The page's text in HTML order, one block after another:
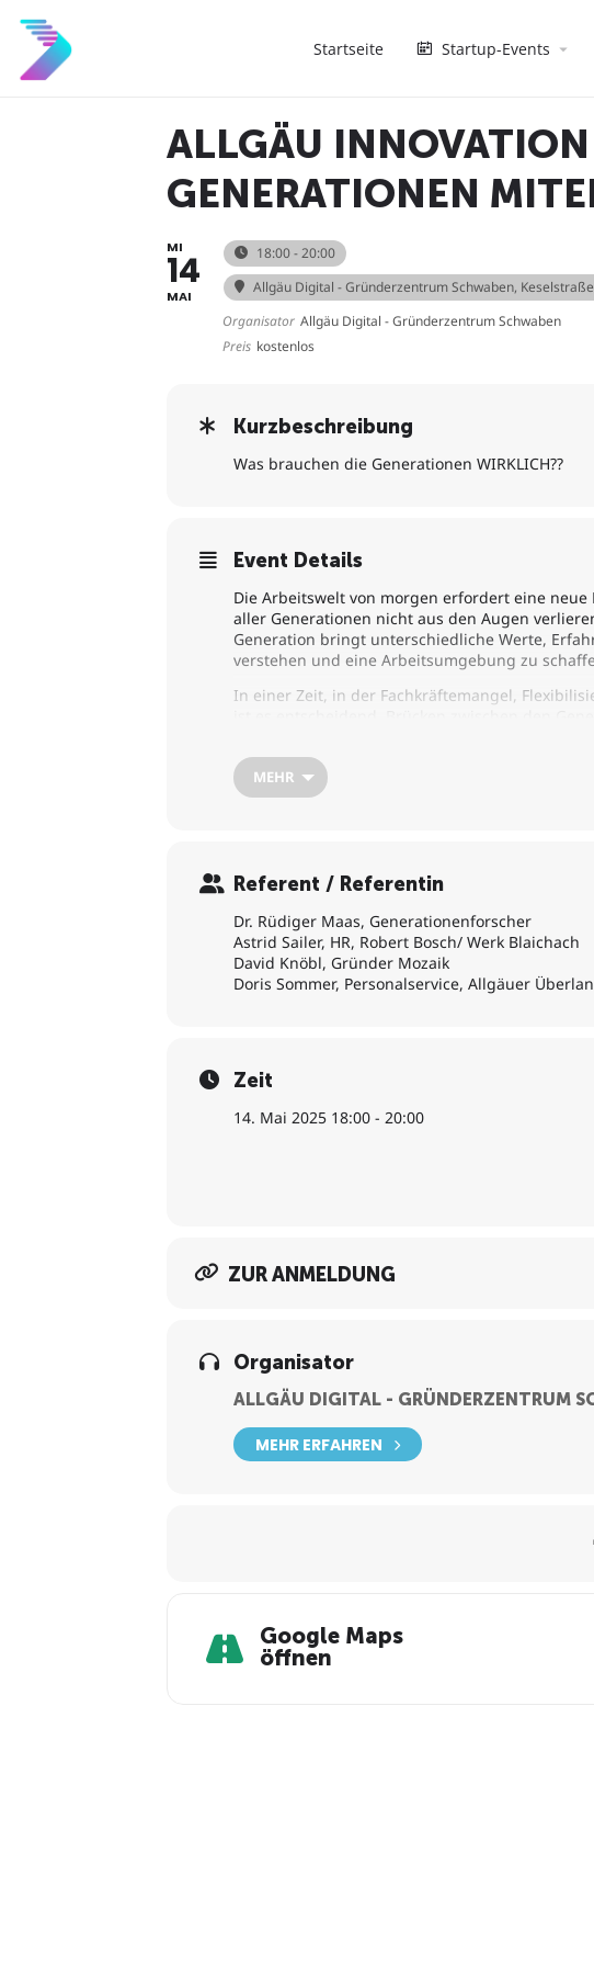
Startseite Startup-Events
ALLGÄU
GENERATIONEN
MI
14
MAI
18:00 - 20:00
Allgäu Digital - Gründerzentrum Schwaben,
Organisator Allgäu Digital - Gründerzentrum Schwaben
Preis kostenlos
Kurzbeschreibung
Was brauchen die Generationen WIRKLICH??
Event Details
Die Arbeitswelt von morgen erfordert eine
aller Generationen nicht aus den Augen
Generation bringt unterschiedliche Werte,
verstehen und eine Arbeitsumgebung zu
In einer Zeit, in der Fachkräftemangel,
MEHR
Referent / Referentin
Dr. Rüdiger Maas, Generationenforscher
Astrid Sailer, HR, Robert Bosch/ Werk Blaichach
David Knöbl, Gründer Mozaik
Doris Sommer, Personalservice, Allgäuer
Zeit
14. Mai 2025 18:00 - 20:00
ZUR ANMELDUNG
Organisator
ALLGÄU DIGITAL - GRÜNDERZENTRUM
MEHR ERFAHREN
Google Maps
öffnen